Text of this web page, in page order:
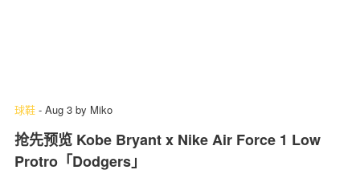
球鞋 - Aug 3 by Miko
抢先预览 Kobe Bryant x Nike Air Force 1 Low
Protro「Dodgers」